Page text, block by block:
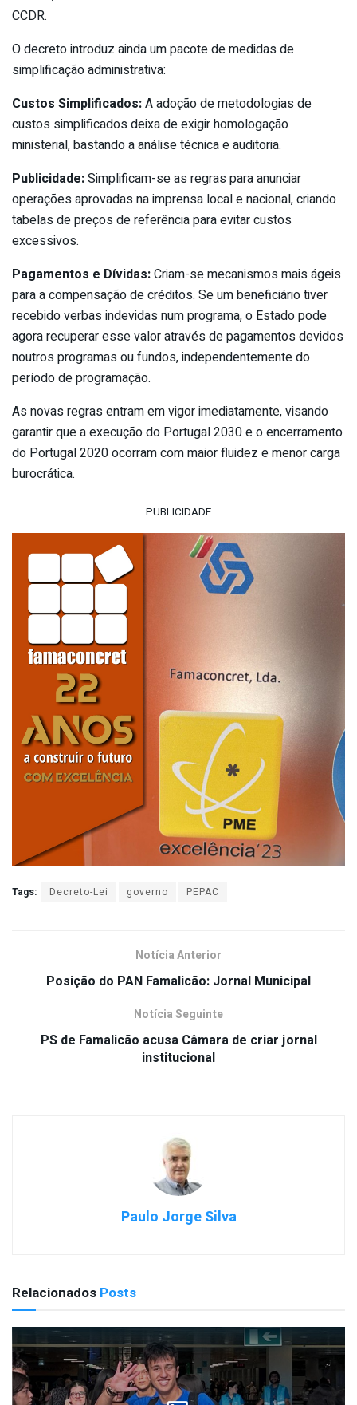
CCDR.
O decreto introduz ainda um pacote de medidas de
simplificação administrativa:
Custos Simplificados:A adoção de metodologias de
custos simplificados deixa de exigir homologação
ministerial, bastando a análise técnica e auditoria.
Publicidade:Simplificam-se as regras para anunciar
operações aprovadas na imprensa local e nacional, criando
tabelas de preços de referência para evitar custos
excessivos.
Pagamentos e Dívidas:Criam-se mecanismos mais ágeis
para a compensação de créditos. Se um beneficiário tiver
recebido verbas indevidas num programa, o Estado pode
agora recuperar esse valor através de pagamentos devidos
noutros programas ou fundos, independentemente do
período de programação.
As novas regras entram em vigor imediatamente, visando
garantir que a execução do Portugal 2030 e o encerramento
do Portugal 2020 ocorram com maior fluidez e menor carga
burocrática.
PUBLICIDADE
Tags: Decreto-Lei governo PEPAC
Notícia Anterior
Posição do PAN Famalicão: Jornal Municipal
Notícia Seguinte
PS de Famalicão acusa Câmara de criar jornal
institucional
Paulo Jorge Silva
Relacionados Posts